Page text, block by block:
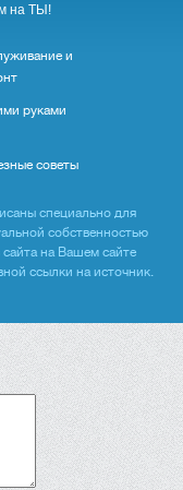
на ТЫ!
и
руками
советы
специально для
собственностью
на Вашем сайте
ссылки на источник.